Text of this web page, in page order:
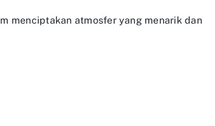
menciptakan atmosfer yang menarik dan